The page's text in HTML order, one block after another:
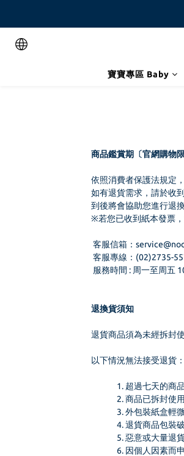
寶寶專區 Baby
商品鑑賞期〔官網購物
依照消費者保護法規定
如有退貨需求，請於收
到後將會協助您進行退換
※若您已收到紙本發票
客服信箱：
客服專線：(02)2735-
服務時間 : 周一至周五
退換貨須知
退貨商品須為未經拆封
以下情況無法接受退貨：
超過七天的商
商品已拆封使
外包裝紙盒輕
退貨商品包裝
惡意或大量退貨
因個人因素而